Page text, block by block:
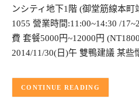
ンシティ地下1階 (御堂筋線本町
1055 營業時間:11:00~14:30 /
費 套餐5000円~12000円
2014/11/30(日)午 雙鴨建議 某
CONTINUE READING